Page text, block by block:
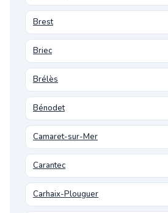
Brest
Briec
Brélès
Bénodet
Camaret-sur-Mer
Carantec
Carhaix-Plouguer